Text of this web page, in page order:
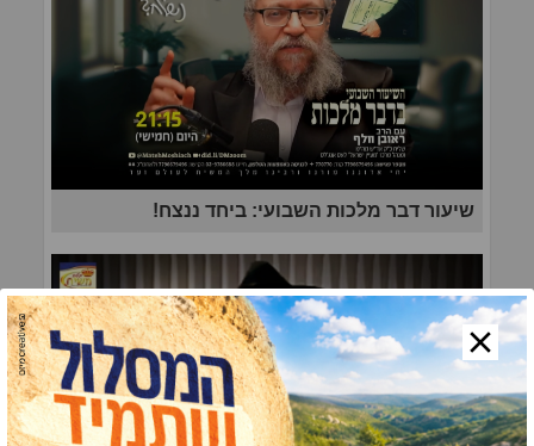
שיעור דבר מלכות השבועי: ביחד ננצח!